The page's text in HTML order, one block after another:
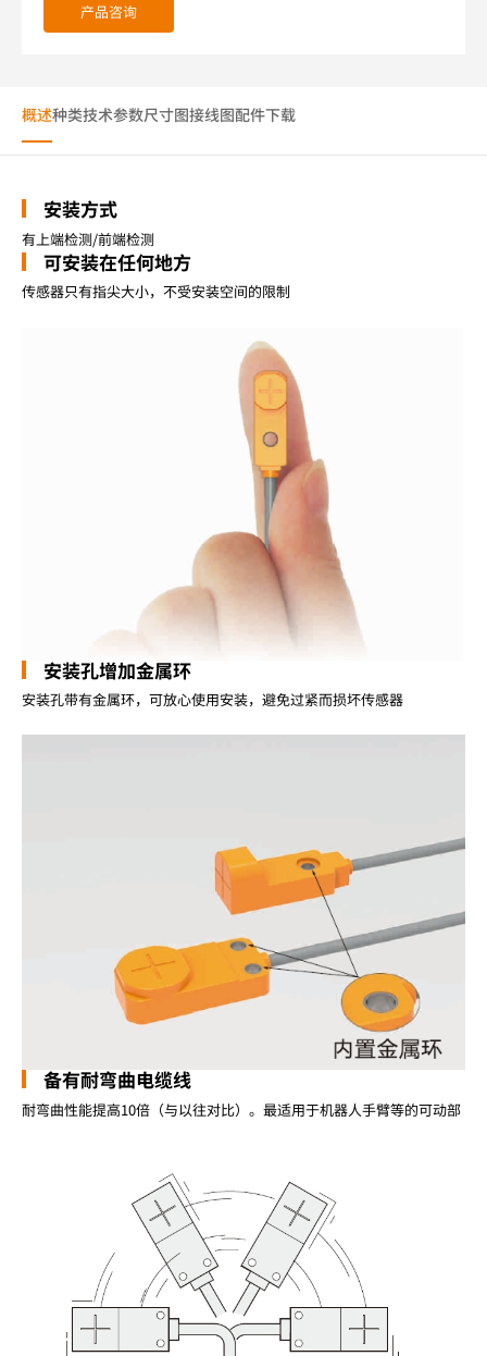
产品咨询
概述种类技术参数尺寸图接线图配件下载
安装方式
有上端检测/前端检测
可安装在任何地方
传感器只有指尖大小，不受安装空间的限制
安装孔增加金属环
安装孔带有金属环，可放心使用安装，避免过紧而损坏传感器
备有耐弯曲电缆线
耐弯曲性能提高10倍（与以往对比）。最适用于机器人手臂等的可动部